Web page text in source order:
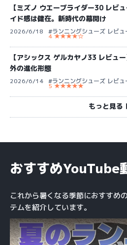
【ミズノ ウエーブライダー30 レビ
イド感は健在。新時代の幕開け
2026/6/18 #ランニングシューズ レビュ
4 ★★★★☆
【アシックス ゲルカヤノ33 レビュ
外の進化形態
2026/6/14 #ランニングシューズ レビュ
5 ★★★★★
もっと見る
おすすめYouTube
これから暑くなる季節におすすめ
テムを紹介しています。